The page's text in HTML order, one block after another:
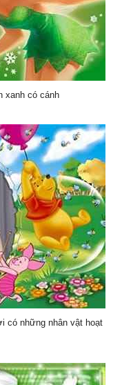
xanh có cánh
có những nhân vật hoạt